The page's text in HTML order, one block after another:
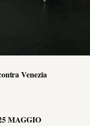
Venezia
MAGGIO